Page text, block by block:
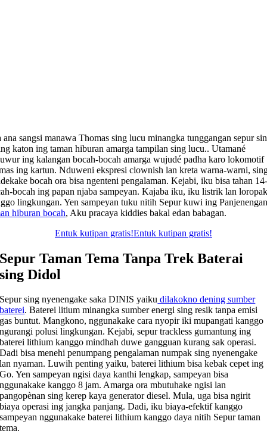
ana sangsi manawa Thomas sing lucu minangka tunggangan sepur
katon ing taman hiburan amarga tampilan sing lucu.. Utamané
ing kalangan bocah-bocah amarga wujudé padha karo lokomotif
ing kartun. Nduweni ekspresi clownish lan kreta warna-warni,
bocah ora bisa ngenteni pengalaman. Kejabi, iku bisa tahan
bocah ing papan njaba sampeyan. Kajaba iku, iku listrik lan
lingkungan. Yen sampeyan tuku nitih Sepur kuwi ing Panjenengan
hiburan bocah, Aku pracaya kiddies bakal edan babagan.
Entuk kutipan gratis!Entuk kutipan gratis!
Sepur Taman Tema Tanpa Trek Baterai
sing Didol
Sepur sing nyenengake saka DINIS yaiku dilakokno dening sumber
baterei. Baterei litium minangka sumber energi sing resik tanpa emisi
gas buntut. Mangkono, nggunakake cara nyopir iki mupangati kanggo
ngurangi polusi lingkungan. Kejabi, sepur trackless gumantung ing
baterei lithium kanggo mindhah duwe gangguan kurang sak operasi.
Dadi bisa menehi penumpang pengalaman numpak sing nyenengake
lan nyaman. Luwih penting yaiku, baterei lithium bisa kebak cepet ing
Go. Yen sampeyan ngisi daya kanthi lengkap, sampeyan bisa
nggunakake kanggo 8 jam. Amarga ora mbutuhake ngisi lan
pangopènan sing kerep kaya generator diesel. Mula, uga bisa ngirit
biaya operasi ing jangka panjang. Dadi, iku biaya-efektif kanggo
sampeyan nggunakake baterei lithium kanggo daya nitih Sepur taman
tema.